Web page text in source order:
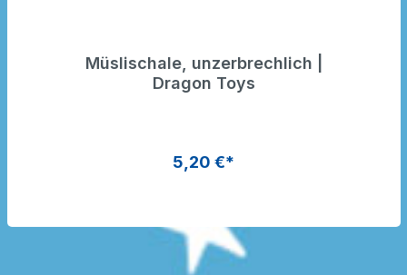
Müslischale, unzerbrechlich |
Dragon Toys
5,20 €*